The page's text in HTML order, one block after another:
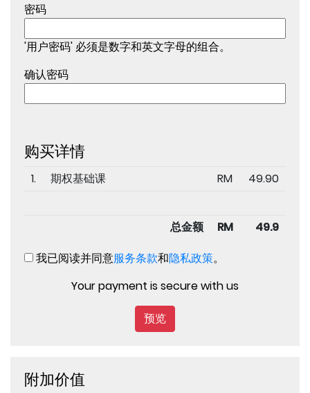
密码
'用户密码' 必须是数字和英文字母的组合。
确认密码
购买详情
1. 期权基础课 RM 49.90
总金额 RM
49.9
我已阅读并同意服务条款和隐私政策。
Your payment is secure with us
附加价值